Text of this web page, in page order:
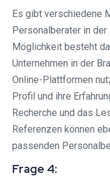
Es gibt verschiedene
Personalberater in der
Möglichkeit besteht
Unternehmen in der
Online-Plattformen
Profil und ihre
Recherche und das
Referenzen können
passenden
Frage 4: